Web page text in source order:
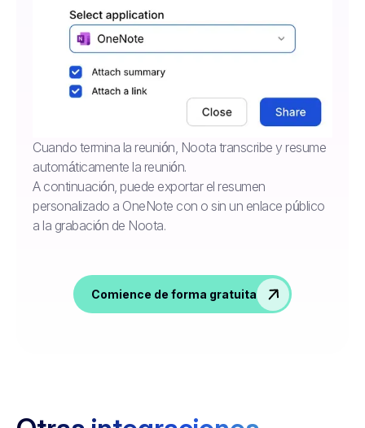
Cuando termina la reunión, Noota transcribe y resume
automáticamente la reunión.
A continuación, puede exportar el resumen
personalizado a OneNote con o sin un enlace público
a la grabación de Noota.
Comience de forma gratuita